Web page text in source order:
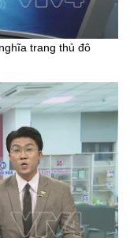
trang thủ đô